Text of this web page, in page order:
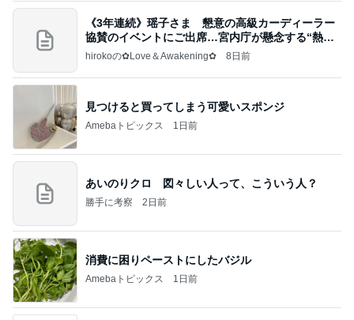
《3年連続》瑶子さま 懇意の高級カーディーラー
協賛のイベントにご出席…宮内庁が懸念する“熱心
すぎ
hirokoの✿Love＆Awakening✿ 8日前
見つけると買ってしまう可愛いスポンジ
Amebaトピックス 1日前
あいのりクロ 図々しい人って、こういう人？
勝手に考察 2日前
消費に困りペーストにしたバジル
Amebaトピックス 1日前